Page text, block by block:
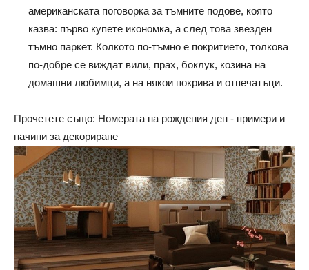
американската поговорка за тъмните подове, която
казва: първо купете икономка, а след това звезден
тъмно паркет. Колкото по-тъмно е покритието, толкова
по-добре се виждат вили, прах, боклук, козина на
домашни любимци, а на някои покрива и отпечатъци.
Прочетете също: Номерата на рождения ден - примери и
начини за декориране